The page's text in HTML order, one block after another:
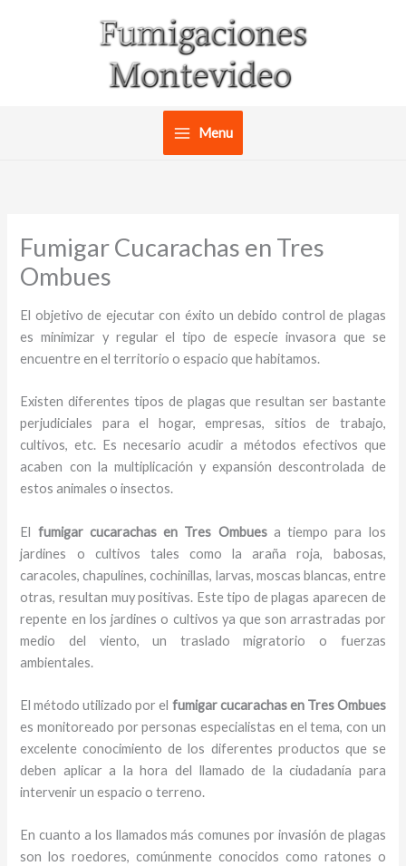
Menu
Fumigar Cucarachas en Tres
Ombues
El objetivo de ejecutar con éxito un debido control de plagas
es minimizar y regular el tipo de especie invasora que se
encuentre en el territorio o espacio que habitamos.
Existen diferentes tipos de plagas que resultan ser bastante
perjudiciales para el hogar, empresas, sitios de trabajo,
cultivos, etc. Es necesario acudir a métodos efectivos que
acaben con la multiplicación y expansión descontrolada de
estos animales o insectos.
El fumigar cucarachas en Tres Ombuesa tiempo para los
jardines o cultivos tales como la araña roja, babosas,
caracoles, chapulines, cochinillas, larvas, moscas blancas, entre
otras, resultan muy positivas. Este tipo de plagas aparecen de
repente en los jardines o cultivos ya que son arrastradas por
medio del viento, un traslado migratorio o fuerzas
ambientales.
El método utilizado por el fumigar cucarachas en Tres Ombues
es monitoreado por personas especialistas en el tema, con un
excelente conocimiento de los diferentes productos que se
deben aplicar a la hora del llamado de la ciudadanía para
intervenir un espacio o terreno.
En cuanto a los llamados más comunes por invasión de plagas
son los roedores, comúnmente conocidos como ratones o